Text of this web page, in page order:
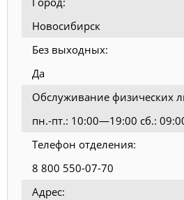
Новосибирск
Без выходных:
Да
Обслуживание физических
пн.-пт.: 10:00—19:00 сб.:
Телефон отделения:
8 800 550-07-70
Адрес: